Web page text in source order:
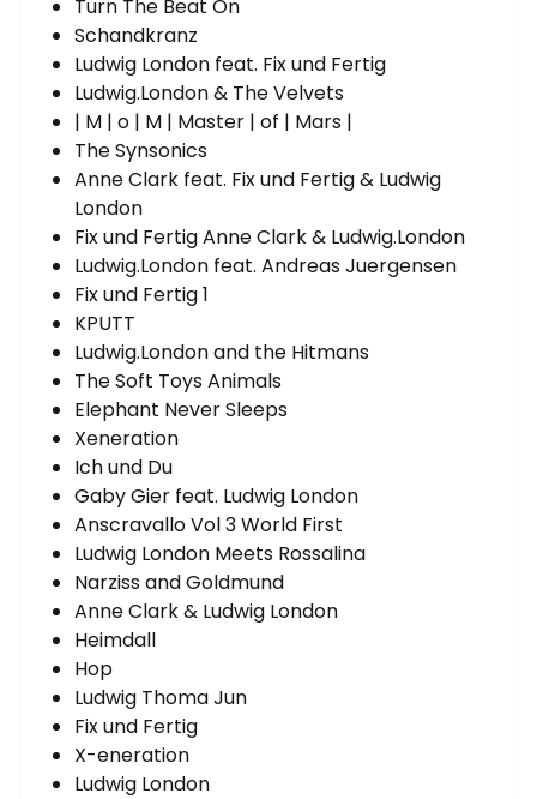
Turn The Beat On
Schandkranz
Ludwig London feat. Fix und Fertig
Ludwig.London & The Velvets
| M | o | M | Master | of | Mars |
The Synsonics
Anne Clark feat. Fix und Fertig & Ludwig
London
Fix und Fertig Anne Clark & Ludwig.London
Ludwig.London feat. Andreas Juergensen
Fix und Fertig 1
KPUTT
Ludwig.London and the Hitmans
The Soft Toys Animals
Elephant Never Sleeps
Xeneration
Ich und Du
Gaby Gier feat. Ludwig London
Anscravallo Vol 3 World First
Ludwig London Meets Rossalina
Narziss and Goldmund
Anne Clark & Ludwig London
Heimdall
Hop
Ludwig Thoma Jun
Fix und Fertig
X-eneration
Ludwig London